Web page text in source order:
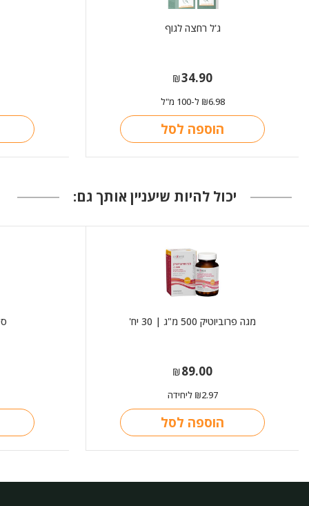
ג'ל רחצה לגוף
₪34.90
₪6.98 ל-100 מ"ל
הוספה לסל
יכול להיות שיעניין אותך גם:
מגה פרוביוטיק 500 מ"ג | 30 יח'
₪89.00
₪2.97 ליחידה
הוספה לסל